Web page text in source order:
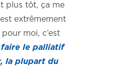
plus tôt, ça me
extrêmement
moi, c’est
faire le palliatif
la plupart du